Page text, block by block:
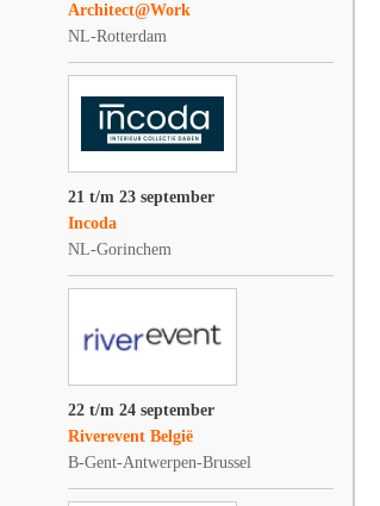
Architect@Work
NL-Rotterdam
21 t/m 23 september
Incoda
NL-Gorinchem
22 t/m 24 september
Riverevent België
B-Gent-Antwerpen-Brussel